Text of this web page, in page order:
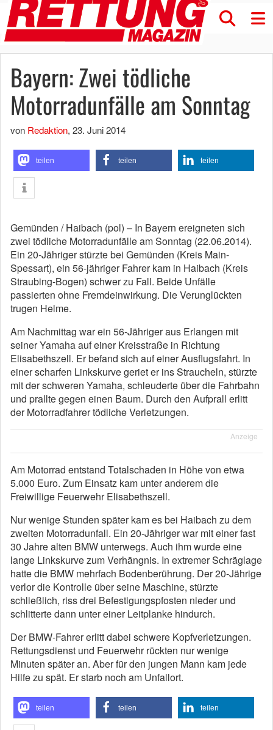
Bayern: Zwei tödliche
Motorradunfälle am Sonntag
von Redaktion, 23. Juni 2014
teilen teilen teilen
Gemünden / Haibach (pol) – In Bayern ereigneten sich
zwei tödliche Motorradunfälle am Sonntag (22.06.2014).
Ein 20-Jähriger stürzte bei Gemünden (Kreis Main-
Spessart), ein 56-jähriger Fahrer kam in Haibach (Kreis
Straubing-Bogen) schwer zu Fall. Beide Unfälle
passierten ohne Fremdeinwirkung. Die Verunglückten
trugen Helme.
Am Nachmittag war ein 56-Jähriger aus Erlangen mit
seiner Yamaha auf einer Kreisstraße in Richtung
Elisabethszell. Er befand sich auf einer Ausflugsfahrt. In
einer scharfen Linkskurve geriet er ins Straucheln, stürzte
mit der schweren Yamaha, schleuderte über die Fahrbahn
und prallte gegen einen Baum. Durch den Aufprall erlitt
der Motorradfahrer tödliche Verletzungen.
Anzeige
Am Motorrad entstand Totalschaden in Höhe von etwa
5.000 Euro. Zum Einsatz kam unter anderem die
Freiwillige Feuerwehr Elisabethszell.
Nur wenige Stunden später kam es bei Haibach zu dem
zweiten Motorradunfall. Ein 20-Jähriger war mit einer fast
30 Jahre alten BMW unterwegs. Auch ihm wurde eine
lange Linkskurve zum Verhängnis. In extremer Schräglage
hatte die BMW mehrfach Bodenberührung. Der 20-Jährige
verlor die Kontrolle über seine Maschine, stürzte
schließlich, riss drei Befestigungspfosten nieder und
schlitterte dann unter einer Leitplanke hindurch.
Der BMW-Fahrer erlitt dabei schwere Kopfverletzungen.
Rettungsdienst und Feuerwehr rückten nur wenige
Minuten später an. Aber für den jungen Mann kam jede
Hilfe zu spät. Er starb noch am Unfallort.
teilen teilen teilen